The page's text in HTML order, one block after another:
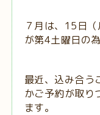
７月は、15日
が第4土曜日の
最近、込み合う
かご予約が取り
ます。